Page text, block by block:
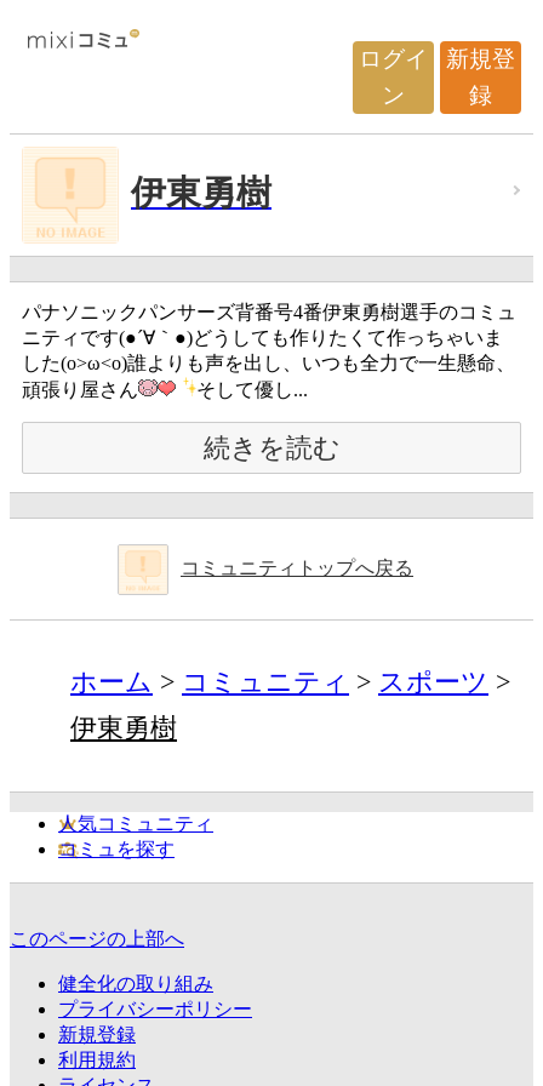
ログイ
ン
新規登
録
伊東勇樹
パナソニックパンサーズ背番号4番伊東勇樹選手のコミュ
ニティです(●´∀｀●)どうしても作りたくて作っちゃいま
した(o>ω<o)誰よりも声を出し、いつも全力で一生懸命、
頑張り屋さん
そして優し...
続きを読む
コミュニティトップへ戻る
ホーム コミュニティ
スポーツ
伊東勇樹
人気コミュニティ
コミュを探す
このページの上部へ
健全化の取り組み
プライバシーポリシー
新規登録
利用規約